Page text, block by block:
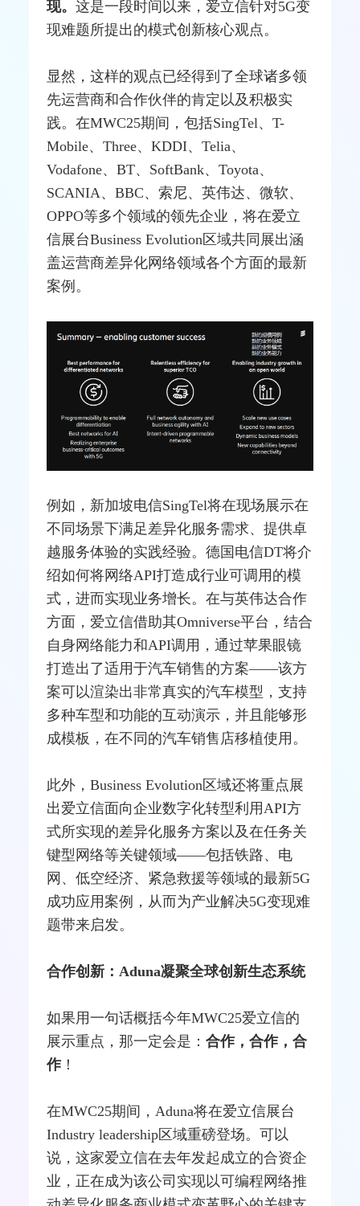
现。这是一段时间以来，爱立信针对5G变
现难题所提出的模式创新核心观点。
显然，这样的观点已经得到了全球诸多领
先运营商和合作伙伴的肯定以及积极实
践。在MWC25期间，包括SingTel、T-
Mobile、Three、KDDI、Telia、
Vodafone、BT、SoftBank、Toyota、
SCANIA、BBC、索尼、英伟达、微软、
OPPO等多个领域的领先企业，将在爱立
信展台Business Evolution区域共同展出涵
盖运营商差异化网络领域各个方面的最新
案例。
例如，新加坡电信SingTel将在现场展示在
不同场景下满足差异化服务需求、提供卓
越服务体验的实践经验。德国电信DT将介
绍如何将网络API打造成行业可调用的模
式，进而实现业务增长。在与英伟达合作
方面，爱立信借助其Omniverse平台，结合
自身网络能力和API调用，通过苹果眼镜
打造出了适用于汽车销售的方案——该方
案可以渲染出非常真实的汽车模型，支持
多种车型和功能的互动演示，并且能够形
成模板，在不同的汽车销售店移植使用。
此外，Business Evolution区域还将重点展
出爱立信面向企业数字化转型利用API方
式所实现的差异化服务方案以及在任务关
键型网络等关键领域——包括铁路、电
网、低空经济、紧急救援等领域的最新5G
成功应用案例，从而为产业解决5G变现难
题带来启发。
合作创新：Aduna凝聚全球创新生态系统
如果用一句话概括今年MWC25爱立信的
展示重点，那一定会是：合作，合作，合
作！
在MWC25期间，Aduna将在爱立信展台
Industry leadership区域重磅登场。可以
说，这家爱立信在去年发起成立的合资企
业，正在成为该公司实现以可编程网络推